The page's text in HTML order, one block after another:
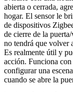
abierta o cerrada,
hogar. El sensor le
de dispositivos
de cierre de la
no tendrá que volver
Es realmente útil y
acción. Funciona
configurar una
cuando se abre la